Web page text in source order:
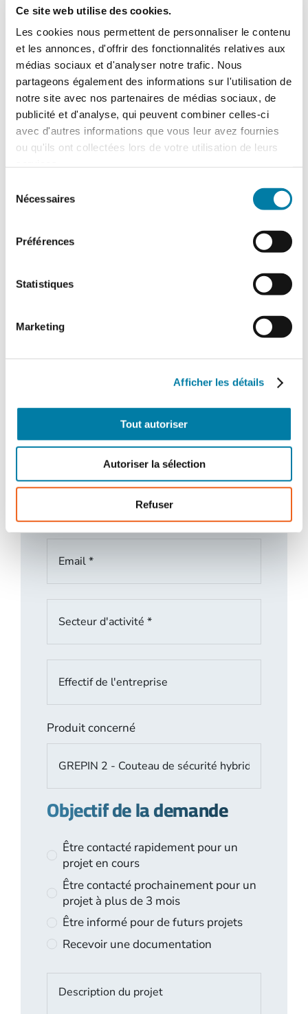
Ce site web utilise des cookies.
Les cookies nous permettent de personnaliser le contenu
et les annonces, d'offrir des fonctionnalités relatives aux
médias sociaux et d'analyser notre trafic. Nous
partageons également des informations sur l'utilisation de
notre site avec nos partenaires de médias sociaux, de
publicité et d'analyse, qui peuvent combiner celles-ci
avec d'autres informations que vous leur avez fournies
ou qu'ils ont collectées lors de votre utilisation de leurs
Nécessaires
Préférences
Statistiques
Marketing
Afficher les détails
Tout autoriser
Autoriser la sélection
Refuser
sur ce produit
(*) champs obligatoires
Madame
Monsieur
Produit concerné
Objectif de la demande
Être contacté rapidement pour un
projet en cours
Être contacté prochainement pour un
projet à plus de 3 mois
Être informé pour de futurs projets
Recevoir une documentation